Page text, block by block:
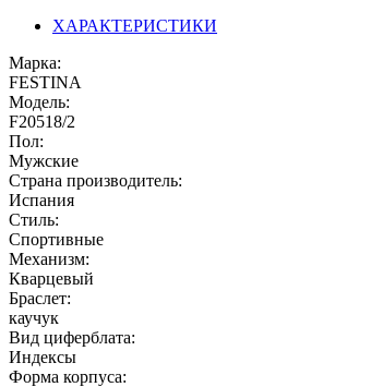
ХАРАКТЕРИСТИКИ
Марка:
FESTINA
Модель:
F20518/2
Пол:
Мужские
Страна производитель:
Испания
Стиль:
Спортивные
Механизм:
Кварцевый
Браслет:
каучук
Вид циферблата:
Индексы
Форма корпуса: